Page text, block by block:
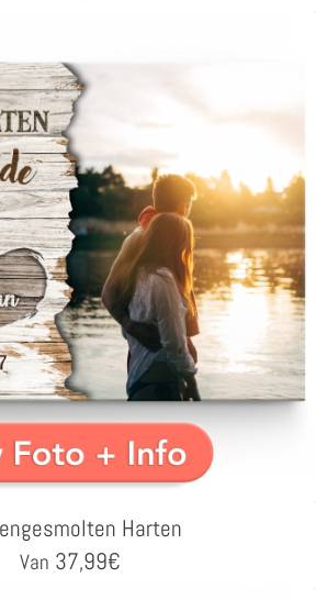
Harten
Van 37,99€